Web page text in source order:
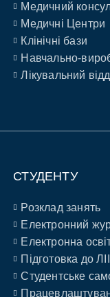
Медичний
Медичні Центри
Клінічні бази
Навчально-
Лікувальний
СТУДЕНТУ
Розклад занять
Електронний
Електронна
Підготовка до
Студентське